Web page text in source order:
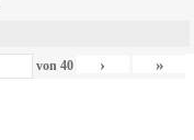
von 40 › »